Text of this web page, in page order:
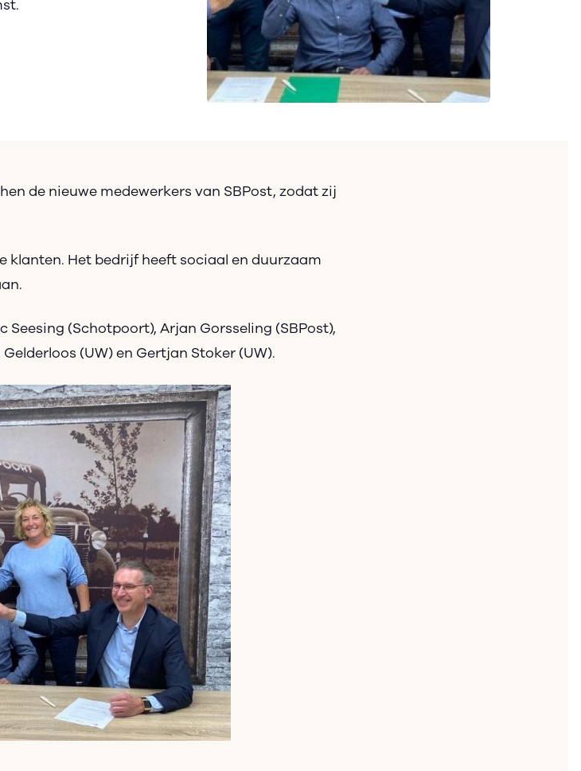
de nieuwe medewerkers van SBPost, zodat zij
klanten. Het bedrijf heeft sociaal en duurzaam
(Schotpoort), Arjan Gorsseling (SBPost),
(UW) en Gertjan Stoker (UW).